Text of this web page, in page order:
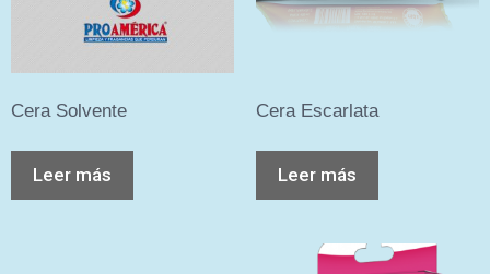
Cera Solvente
Leer más
Cera Escarlata
Leer más